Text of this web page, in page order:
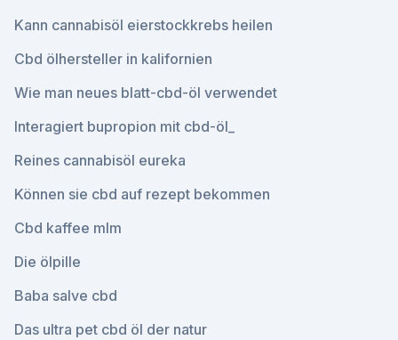
Kann cannabisöl eierstockkrebs heilen
Cbd ölhersteller in kalifornien
Wie man neues blatt-cbd-öl verwendet
Interagiert bupropion mit cbd-öl_
Reines cannabisöl eureka
Können sie cbd auf rezept bekommen
Cbd kaffee mlm
Die ölpille
Baba salve cbd
Das ultra pet cbd öl der natur